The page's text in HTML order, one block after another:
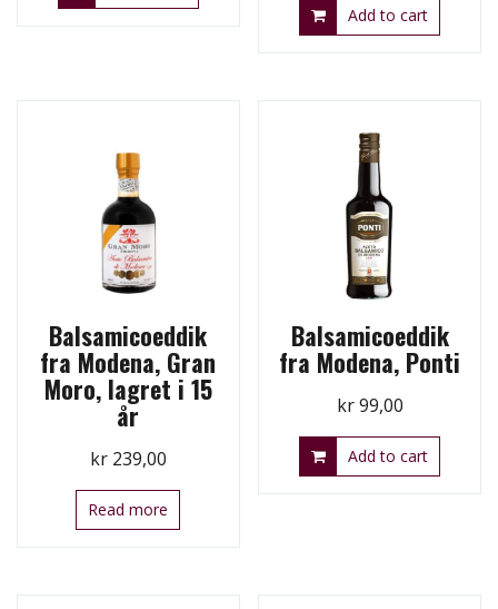
Add to cart
Balsamicoeddik
fra Modena, Gran
Moro, lagret i 15
år
kr239,00
Read more
Balsamicoeddik
fra Modena, Ponti
kr99,00
Add to cart